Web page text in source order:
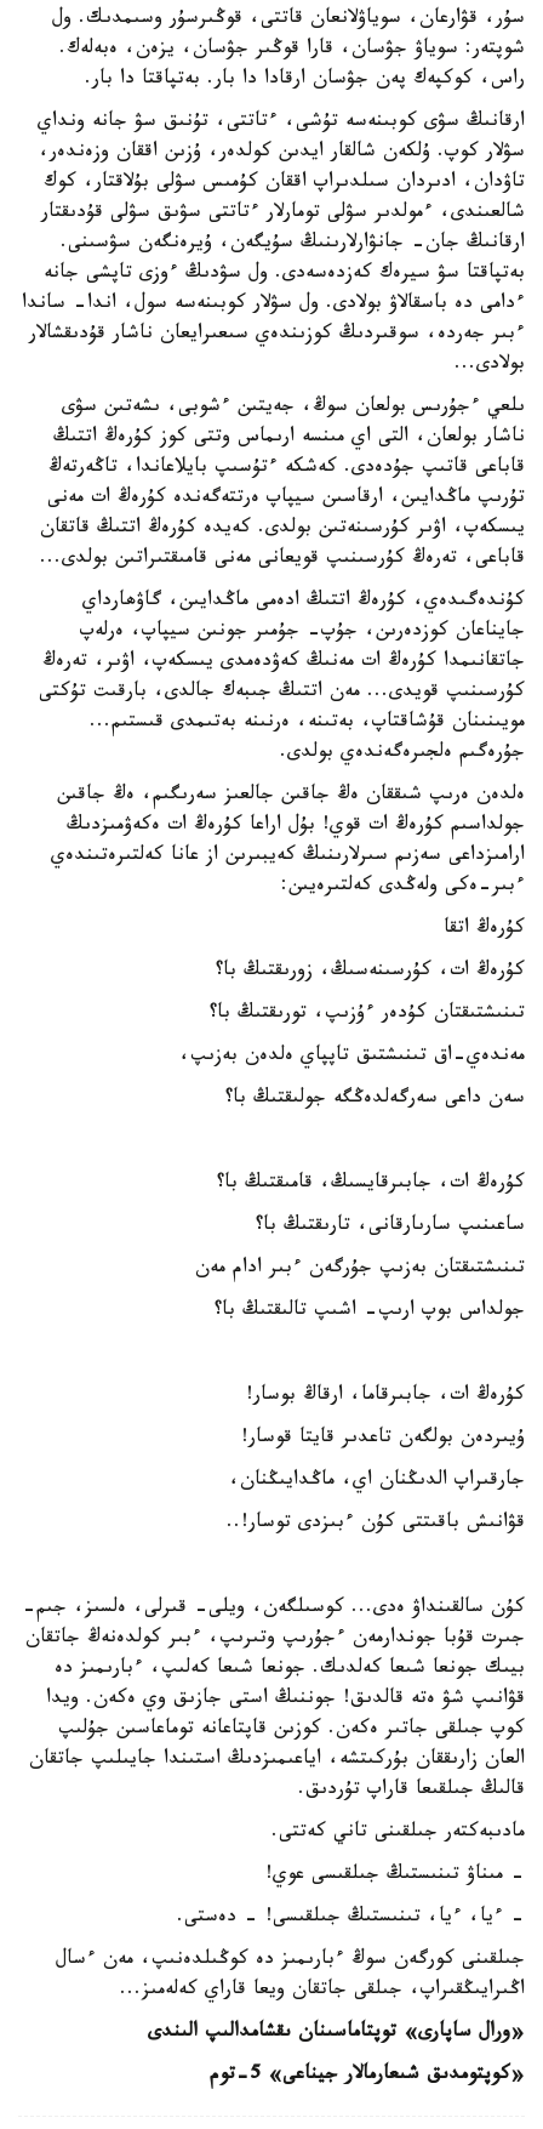
سۇر، قۋارعان، سوياۋلانعان قاتتى، قوڭىرسۇر وسىمدىك. ول
شوپتەر: سوياۋ جۋسان، قارا قوڭىر جۋسان، يزەن، ەبەلەك.
راس، كوكپەك پەن جۋسان ارقادا دا بار. بەتپاقتا دا بار.
ارقانىڭ سۋى كوبىنەسە تۇشى، ءتاتتى، تۇنىق سۋ جانە ونداي
سۋلار كوپ. ۇلكەن شالقار ايدىن كولدەر، ۇزىن اققان وزەندەر،
تاۋدان، ادىردان سىلدىراپ اققان كۇمىس سۋلى بۇلاقتار، كوك
شالعىندى، ءمولدىر سۋلى تومارلار ءتاتتى سۋىق سۋلى قۇدىقتار
ارقانىڭ جان- جانۋارلارىنىڭ سۇيگەن، ۇيرەنگەن سۋسىنى.
بەتپاقتا سۋ سيرەك كەزدەسەدى. ول سۋدىڭ ءوزى تاپشى جانە
ءدامى دە باسقالاۋ بولادى. ول سۋلار كوبىنەسە سول، اندا- ساندا
ءبىر جەردە، سوقىردىڭ كوزىندەي سىعىرايعان ناشار قۇدىقشالار
بولادى...
ىلعي ءجۇرىس بولعان سوڭ، جەيتىن ءشوبى، ىشەتىن سۋى
ناشار بولعان، التى اي مىنسە ارىماس وتتى كوز كۇرەڭ اتتىڭ
قاباعى قاتىپ جۇدەدى. كەشكە ءتۇسىپ بايلاعاندا، تاڭەرتەڭ
تۇرىپ ماڭدايىن، ارقاسىن سيپاپ ەرتتەگەندە كۇرەڭ ات مەنى
يىسكەپ، اۋىر كۇرسىنەتىن بولدى. كەيدە كۇرەڭ اتتىڭ قاتقان
قاباعى، تەرەڭ كۇرسىنىپ قويعانى مەنى قامىقتىراتىن بولدى...
كۇندەگىدەي، كۇرەڭ اتتىڭ ادەمى ماڭدايىن، گاۋھارداي
جايناعان كوزدەرىن، جۇپ- جۇمىر جونىن سيپاپ، ەرلەپ
جاتقانىمدا كۇرەڭ ات مەنىڭ كەۋدەمدى يىسكەپ، اۋىر، تەرەڭ
كۇرسىنىپ قويدى... مەن اتتىڭ جىبەك جالدى، بارقىت تۇكتى
مويىنىنان قۇشاقتاپ، بەتىنە، ەرنىنە بەتىمدى قىستىم...
جۇرەگىم ەلجىرەگەندەي بولدى.
ەلدەن ەرىپ شىققان ەڭ جاقىن جالعىز سەرىگىم، ەڭ جاقىن
جولداسىم كۇرەڭ ات قوي! بۇل اراعا كۇرەڭ ات ەكەۋمىزدىڭ
ارامىزداعى سەزىم سىرلارىنىڭ كەيبىرىن از عانا كەلتىرەتىندەي
ءبىر-ەكى ولەڭدى كەلتىرەيىن:
كۇرەڭ اتقا
كۇرەڭ ات، كۇرسىنەسىڭ، زورىقتىڭ با؟
تىنىشتىقتان كۇدەر ءۇزىپ، تورىقتىڭ با؟
مەندەي-اق تىنىشتىق تاپپاي ەلدەن بەزىپ،
سەن داعى سەرگەلدەڭگە جولىقتىڭ با؟
كۇرەڭ ات، جابىرقايسىڭ، قامىقتىڭ با؟
ساعىنىپ سارىارقانى، تارىقتىڭ با؟
تىنىشتىقتان بەزىپ جۇرگەن ءبىر ادام مەن
جولداس بوپ ارىپ- اشىپ تالىقتىڭ با؟
كۇرەڭ ات، جابىرقاما، ارقاڭ بوسار!
ۇيىردەن بولگەن تاعدىر قايتا قوسار!
جارقىراپ الدىڭنان اي، ماڭدايىڭنان،
قۋانىش باقىتتى كۇن ءبىزدى توسار!..
كۇن سالقىنداۋ ەدى... كوسىلگەن، ويلى- قىرلى، ەلسىز، جىم-
جىرت قۇبا جوندارمەن ءجۇرىپ وتىرىپ، ءبىر كولدەنەڭ جاتقان
بيىك جونعا شىعا كەلدىك. جونعا شىعا كەلىپ، ءبارىمىز دە
قۋانىپ شۋ ەتە قالدىق! جوننىڭ استى جازىق وي ەكەن. ويدا
كوپ جىلقى جاتىر ەكەن. كوزىن قاپتاعانە توماعاسىن جۇلىپ
العان زارىققان بۇركىتشە، اياعىمىزدىڭ استىندا جايىلىپ جاتقان
قالىڭ جىلقىعا قاراپ تۇردىق.
مادىبەكتەر جىلقىنى تاني كەتتى.
- مىناۋ تىنىستىڭ جىلقىسى عوي!
- ءيا، ءيا، تىنىستىڭ جىلقىسى! - دەستى.
جىلقىنى كورگەن سوڭ ءبارىمىز دە كوڭىلدەنىپ، مەن ءسال
اڭىرايىڭقىراپ، جىلقى جاتقان ويعا قاراي كەلەمىز...
«ورال ساپارى» توپتاماسىنان ىقشامدالىپ الىندى
«كوپتومدىق شىعارمالار جيناعى» 5-توم